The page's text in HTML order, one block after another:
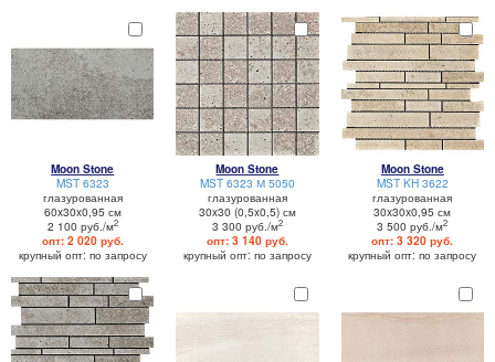
Moon Stone
MST 6323
глазурованная
60x30x0,95 см
2 100 руб./м2
опт: 2 020 руб.
крупный опт: по запросу
Moon Stone
MST 6323 М 5050
глазурованная
30x30 (0,5x0,5) см
3 300 руб./м2
опт: 3 140 руб.
крупный опт: по запросу
Moon Stone
MST KH 3622
глазурованная
30x30x0,95 см
3 500 руб./м2
опт: 3 320 руб.
крупный опт: по запросу